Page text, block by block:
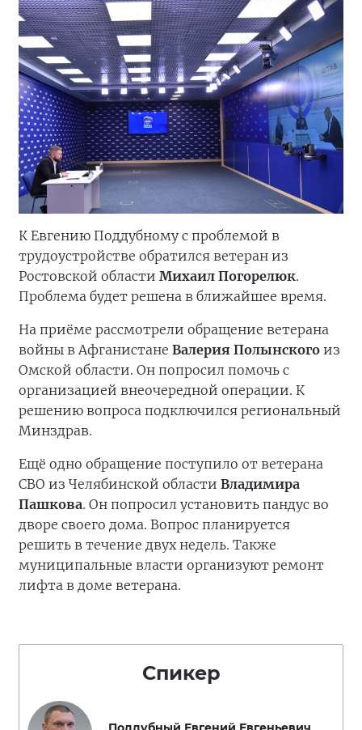
К Евгению Поддубному с проблемой в
трудоустройстве обратился ветеран из
Ростовской области Михаил Погорелюк.
Проблема будет решена в ближайшее время.
На приёме рассмотрели обращение ветерана
войны в Афганистане Валерия Полынского из
Омской области. Он попросил помочь с
организацией внеочередной операции. К
решению вопроса подключился региональный
Минздрав.
Ещё одно обращение поступило от ветерана
СВО из Челябинской области Владимира
Пашкова. Он попросил установить пандус во
дворе своего дома. Вопрос планируется
решить в течение двух недель. Также
муниципальные власти организуют ремонт
лифта в доме ветерана.
Спикер